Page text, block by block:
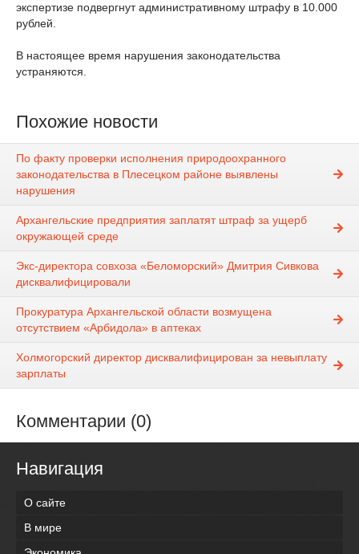
экспертизе подвергнут административному штрафу в 10.000
рублей.
В настоящее время нарушения законодательства
устраняются.
Похожие новости
По факту проверки исполнения природоохранного
законодательства в Плесецком районе выявлены
нарушения
Архангельские предприятия заплатят штраф за ущерб
окружающей среде
Экс-директора совхоза «Беломорский» Дмитрия Сивкова
дисквалифицировали
Прокуратура Архангельской области возмущена
отсутствием «Арбидола» в аптеках
Холмогорский директор дисквалифицирован за невыплату
зарплаты
Комментарии (0)
Навигация
О сайте
В мире